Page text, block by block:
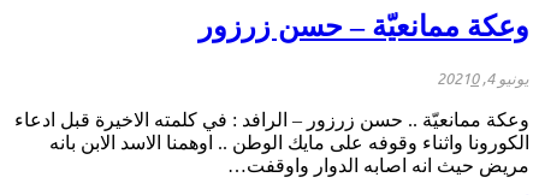
وعكة ممانعيّة – حسن زرزور
يونيو 4, 2021 0
وعكة ممانعيّة .. حسن زرزور – الرافد : في كلمته الاخيرة قبل ادعاء
الكورونا واثناء وقوفه على مايك الوطن .. اوهمنا الاسد الابن بانه
مريض حيث انه اصابه الدوار واوقفت…